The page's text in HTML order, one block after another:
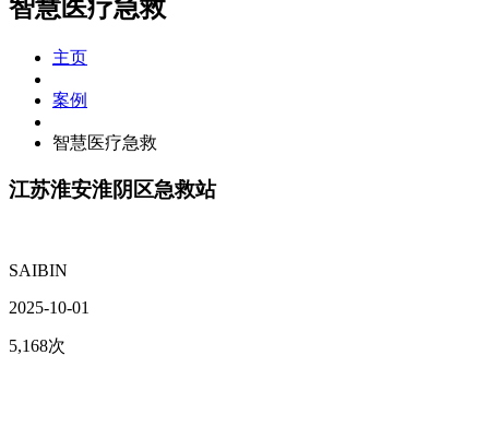
智慧医疗急救
主页
案例
智慧医疗急救
江苏淮安淮阴区急救站
SAIBIN
2025-10-01
5,168次